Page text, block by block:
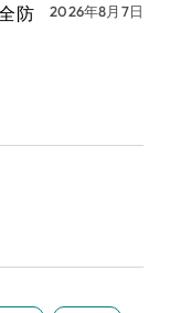
防
2026年8月7日